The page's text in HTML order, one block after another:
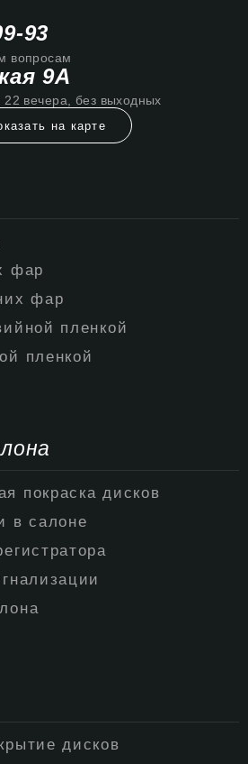
93
вопросам
9А
вечера, без выходных
на карте
фар
фар
пленкой
пленкой
покраска дисков
в салоне
дисков